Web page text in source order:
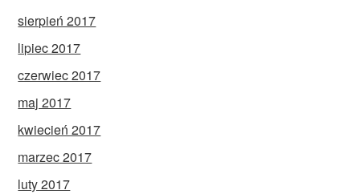
sierpień 2017
lipiec 2017
czerwiec 2017
maj 2017
kwiecień 2017
marzec 2017
luty 2017